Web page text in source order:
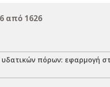
από 1626
πόρων: εφαρμογή